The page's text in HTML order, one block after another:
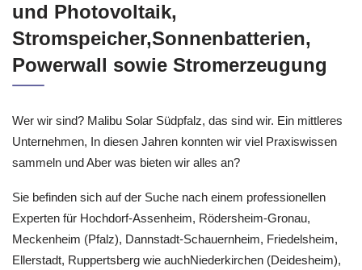
und Photovoltaik,
Stromspeicher,Sonnenbatterien,
Powerwall sowie Stromerzeugung
Wer wir sind? Malibu Solar Südpfalz, das sind wir. Ein mittleres
Unternehmen, In diesen Jahren konnten wir viel Praxiswissen
sammeln und Aber was bieten wir alles an?
Sie befinden sich auf der Suche nach einem professionellen
Experten für Hochdorf-Assenheim, Rödersheim-Gronau,
Meckenheim (Pfalz), Dannstadt-Schauernheim, Friedelsheim,
Ellerstadt, Ruppertsberg wie auchNiederkirchen (Deidesheim),